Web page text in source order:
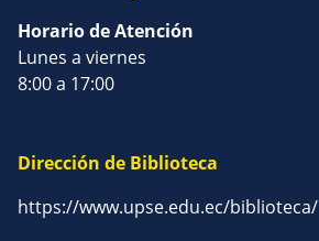
Horario de Atención
Lunes a viernes
8:00 a 17:00
Dirección de Biblioteca
https://www.upse.edu.ec/biblioteca/